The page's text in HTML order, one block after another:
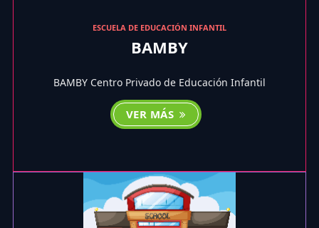
ESCUELA DE EDUCACIÓN INFANTIL
BAMBY
BAMBY Centro Privado de Educación Infantil
VER MÁS